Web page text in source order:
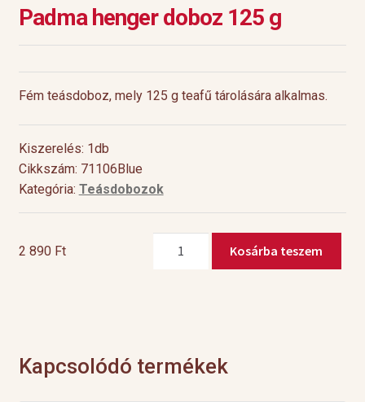
Padma henger doboz 125 g
Fém teásdoboz, mely 125 g teafű tárolására alkalmas.
Kiszerelés: 1db
Cikkszám: 71106Blue
Kategória: Teásdobozok
2 890 Ft
henger
Kosárba teszem
Kapcsolódó termékek